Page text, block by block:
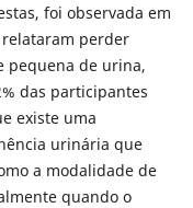
foi observada em
relataram perder
pequena de urina,
das participantes
existe uma
urinária que
a modalidade de
quando o